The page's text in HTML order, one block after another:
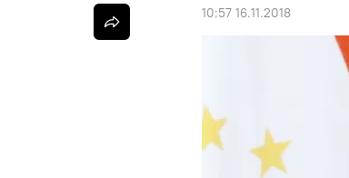
10:57 16.11.2018